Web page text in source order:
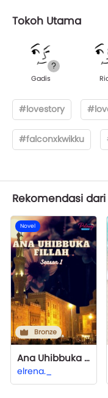
Tokoh Utama
Gadis
#lovestory
#falconxkwikku
Rekomendasi
Novel
Bronze
Ana Uhibbuka Fillah season 1 [TELAH TERBIT]
elrena._